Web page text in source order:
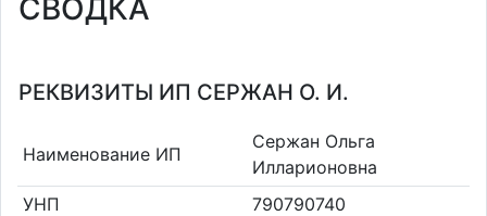
СВОДКА
РЕКВИЗИТЫ ИП СЕРЖАН О. И.
Наименование ИП
Сержан Ольга
Илларионовна
УНП
790790740